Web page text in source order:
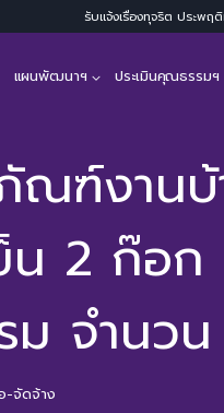
รับแจ้งเรื่องทุจริต ประพฤ
แผนพัฒนาฯ ประเมินคุณธรรมฯ
ณฑ์งาน
น 2 ก๊อ
ม จำนว
-จัดจ้าง